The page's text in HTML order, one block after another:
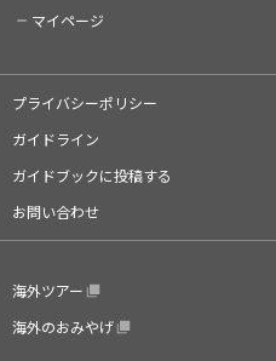
マイページ
プライバシーポリシー
ガイドライン
ガイドブックに投稿する
お問い合わせ
海外ツアー
海外のおみやげ